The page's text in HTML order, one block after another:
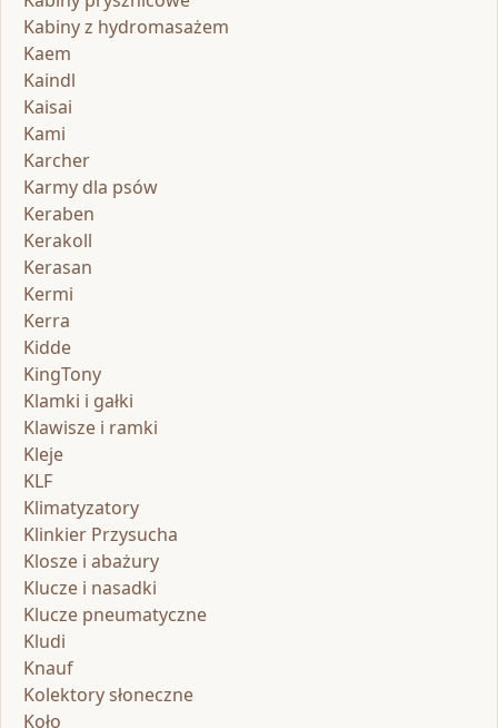
Kabiny z hydromasażem
Kaem
Kaindl
Kaisai
Kami
Karcher
Karmy dla psów
Keraben
Kerakoll
Kerasan
Kermi
Kerra
Kidde
KingTony
Klamki i gałki
Klawisze i ramki
Kleje
KLF
Klimatyzatory
Klinkier Przysucha
Klosze i abażury
Klucze i nasadki
Klucze pneumatyczne
Kludi
Knauf
Kolektory słoneczne
Koło